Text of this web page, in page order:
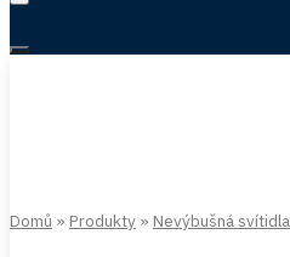
Domů » Produkty » Nevýbušná svítidla